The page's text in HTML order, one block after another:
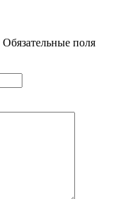
Обязательные поля